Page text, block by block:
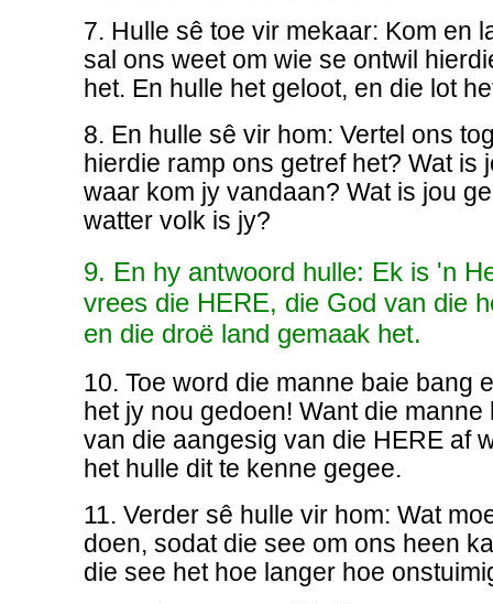
7. Hulle sê toe vir mekaar: Kom en
sal ons weet om wie se ontwil
het. En hulle het geloot, en die lot
8. En hulle sê vir hom: Vertel ons
hierdie ramp ons getref het? Wat is
waar kom jy vandaan? Wat is jou
watter volk is jy?
9. En hy antwoord hulle: Ek is 'n
vrees die HERE, die God van die
en die droë land gemaak het.
10. Toe word die manne baie bang
het jy nou gedoen! Want die
van die aangesig van die HERE af
het hulle dit te kenne gegee.
11. Verder sê hulle vir hom: Wat
doen, sodat die see om ons heen
die see het hoe langer hoe